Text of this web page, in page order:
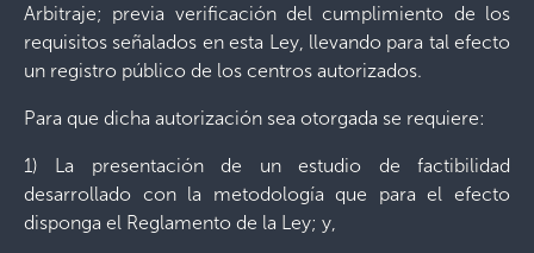
Arbitraje; previa verificación del cumplimiento de los
requisitos señalados en esta Ley, llevando para tal efecto
un registro público de los centros autorizados.
Para que dicha autorización sea otorgada se requiere:
1) La presentación de un estudio de factibilidad
desarrollado con la metodología que para el efecto
disponga el Reglamento de la Ley; y,